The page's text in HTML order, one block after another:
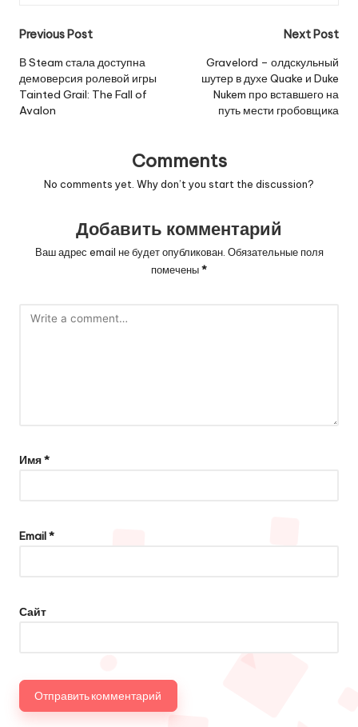
Post
navigation
Previous Post
В Steam стала доступна
демоверсия ролевой игры
Tainted Grail: The Fall of
Avalon
Next Post
Gravelord – олдскульный
шутер в духе Quake и Duke
Nukem про вставшего на
путь мести гробовщика
Comments
No comments yet. Why don’t you start the discussion?
Добавить комментарий
Ваш адрес email не будет опубликован. Обязательные поля
помечены*
Имя*
Email*
Сайт